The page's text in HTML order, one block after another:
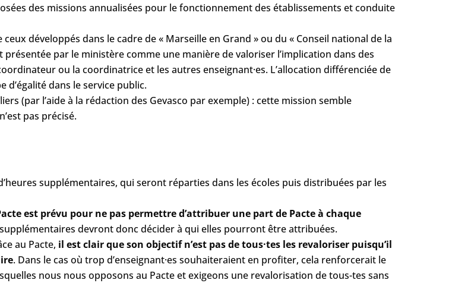
des missions annualisées pour le fonctionnement des établissements et conduite
développés dans le cadre de « Marseille en Grand » ou du « Conseil national de la
par le ministère comme une manière de valoriser l’implication dans des
ou la coordinatrice et les autres enseignant·es. L’allocation différenciée de
dans le service public.
(par l’aide à la rédaction des Gevasco par exemple) : cette mission semble
pas précisé.
supplémentaires, qui seront réparties dans les écoles puis distribuées par les
est prévu pour ne pas permettre d’attribuer une part de Pacte à chaque
devront donc décider à qui elles pourront être attribuées.
au Pacte, il est clair que son objectif n’est pas de tous·tes les revaloriser puisqu’il
. Dans le cas où trop d’enseignant·es souhaiteraient en profiter, cela renforcerait le
nous nous opposons au Pacte et exigeons une revalorisation de tous-tes sans